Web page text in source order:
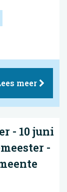
meer
- 10 juni
-